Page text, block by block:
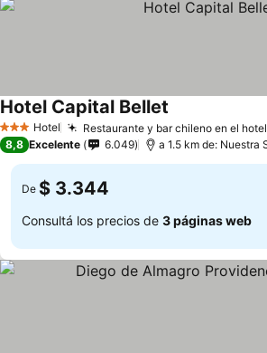
3 Estrellas
Hotel Restaurante y bar chileno en el hotel
Hotel Capital Bellet
8,8 Excelente 6.049
De $ 3.344
Consultá los precios de 3 páginas web